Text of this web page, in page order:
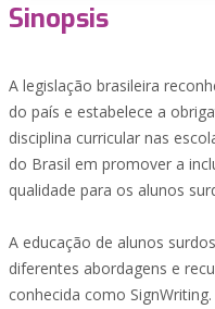
Sinopsis
A legislação brasileira
do país e estabelece a
disciplina curricular nas
do Brasil em promover a
qualidade para os alunos
A educação de alunos
diferentes abordagens e
conhecida como